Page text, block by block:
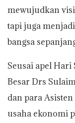
mewujudkan
tapi juga
bangsa
Seusai apel Hari
Besar Drs
dan para
usaha ekonomi